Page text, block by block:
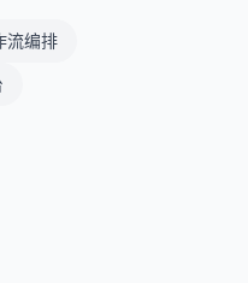
流编排